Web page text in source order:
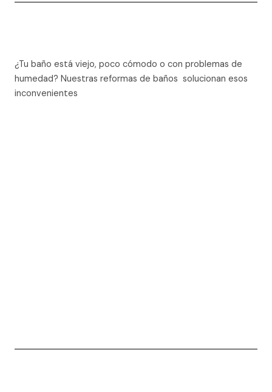
¿Tu baño está viejo, poco cómodo o con problemas de
humedad? Nuestras reformas de baños solucionan esos
inconvenientes